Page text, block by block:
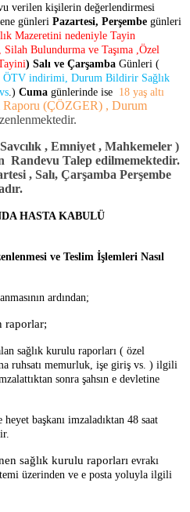
verilen kişilerin değerlendirmesi
günleri Pazartesi, Perşembe günleri
Mazeretini nedeniyle Tayin
Bulundurma ve Taşıma ,Özel
) Salı ve Çarşamba Günleri (
ÖTV indirimi, Durum Bildirir Sağlık
.) Cuma günlerinde ise 18 yaş altı
(ÇÖZGER) , Durum
, Emniyet , Mahkemeler )
Randevu Talep edilmemektedir.
, Salı, Çarşamba Perşembe
HASTA KABULÜ
ve Teslim İşlemleri Nasıl
ardından;
raporlar;
sağlık kurulu raporları ( özel
ruhsatı memurluk, işe giriş vs. ) ilgili
sonra şahsın e devletine
başkanı imzaladıktan 48 saat
sağlık kurulu raporları evrakı
üzerinden ve e posta yoluyla ilgili